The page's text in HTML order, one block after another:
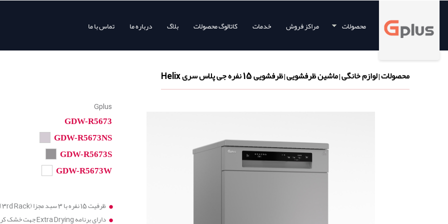
محصولات مراکز فروش خدمات کاتالوگ محصولات بلاگ درباره ما تماس با ما
محصولات|لوازم خانگی|ماشین ظرفشویی|ظرفشویی 15 نفره جی پلاس سری Helix
Gplus
GDW-R5673
GDW-R5673NS
GDW-R5673S
GDW-R5673W
ظرفیت 15 نفره با 3 سبد مجزا (3rd Rack)
دارای برنامه Extra Drying جهت خشک کردن کامل تر ظروف